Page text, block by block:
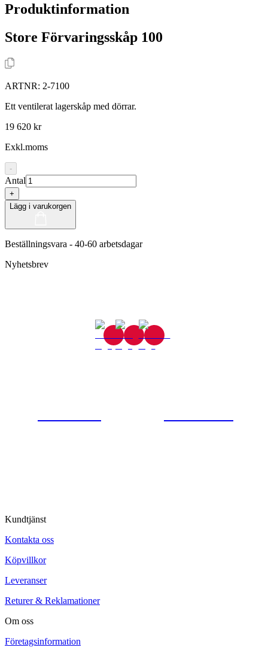
Produktinformation
Store Förvaringsskåp 100
ARTNR: 2-7100
Ett ventilerat lagerskåp med dörrar.
19 620 kr
Exkl.moms
-
Antal
+
Lägg i varukorgen
Beställningsvara - 40-60 arbetsdagar
Nyhetsbrev
Kundtjänst
Kontakta oss
Köpvillkor
Leveranser
Returer & Reklamationer
Om oss
Företagsinformation